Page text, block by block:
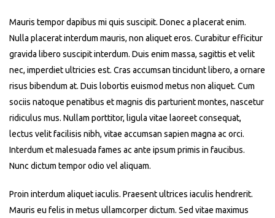
Mauris tempor dapibus mi quis suscipit. Donec a placerat enim.
Nulla placerat interdum mauris, non aliquet eros. Curabitur efficitur
gravida libero suscipit interdum. Duis enim massa, sagittis et velit
nec, imperdiet ultricies est. Cras accumsan tincidunt libero, a ornare
risus bibendum at. Duis lobortis euismod metus non aliquet. Cum
sociis natoque penatibus et magnis dis parturient montes, nascetur
ridiculus mus. Nullam porttitor, ligula vitae laoreet consequat,
lectus velit facilisis nibh, vitae accumsan sapien magna ac orci.
Interdum et malesuada fames ac ante ipsum primis in faucibus.
Nunc dictum tempor odio vel aliquam.
Proin interdum aliquet iaculis. Praesent ultrices iaculis hendrerit.
Mauris eu felis in metus ullamcorper dictum. Sed vitae maximus